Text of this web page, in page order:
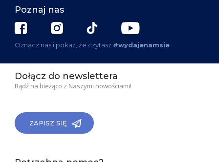
Poznaj nas
Oznacz nas i pokaż, że czytasz #wydajenamsie
Dołącz do newslettera
Bądź na bieżąco z Naszymi nowościami!
ZAPISZ SIĘ